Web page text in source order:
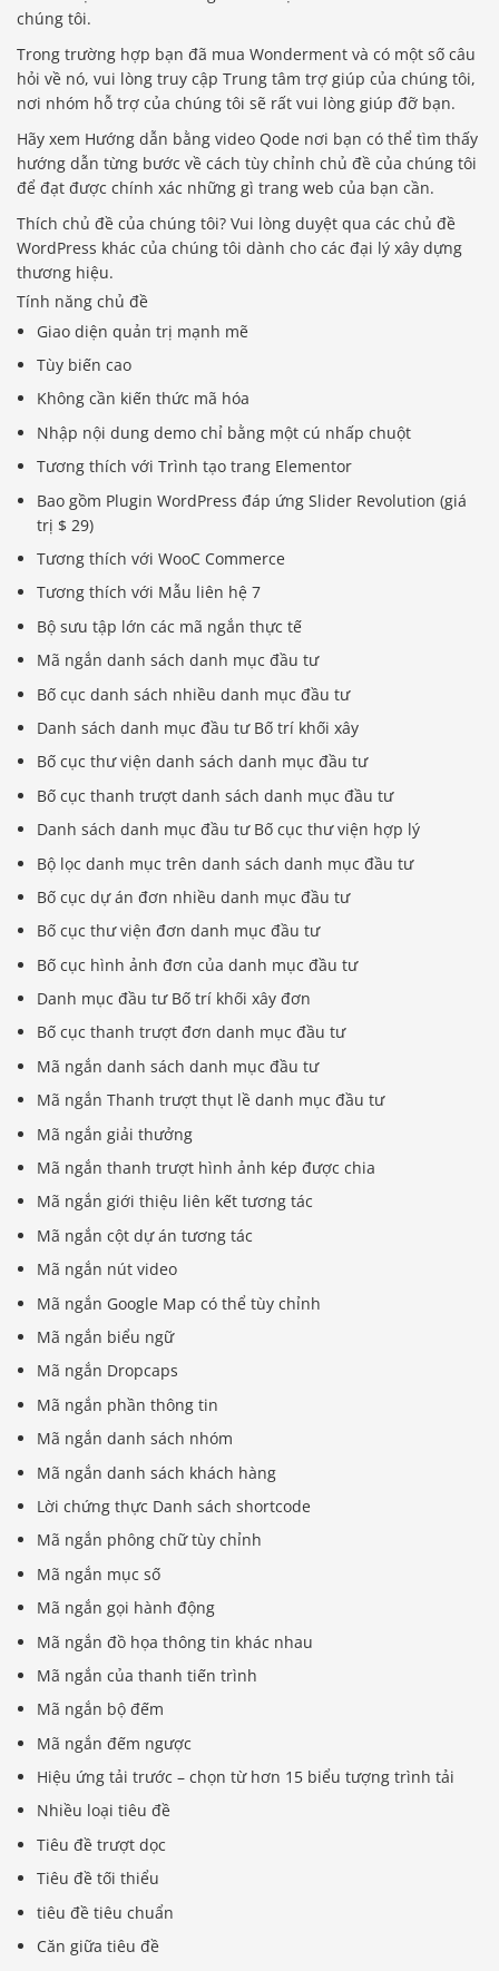
chúng tôi.
Trong trường hợp bạn đã mua Wonderment và có một số câu
hỏi về nó, vui lòng truy cập Trung tâm trợ giúp của chúng tôi,
nơi nhóm hỗ trợ của chúng tôi sẽ rất vui lòng giúp đỡ bạn.
Hãy xem Hướng dẫn bằng video Qode nơi bạn có thể tìm thấy
hướng dẫn từng bước về cách tùy chỉnh chủ đề của chúng tôi
để đạt được chính xác những gì trang web của bạn cần.
Thích chủ đề của chúng tôi? Vui lòng duyệt qua các chủ đề
WordPress khác của chúng tôi dành cho các đại lý xây dựng
thương hiệu.
Tính năng chủ đề
Giao diện quản trị mạnh mẽ
Tùy biến cao
Không cần kiến ​​thức mã hóa
Nhập nội dung demo chỉ bằng một cú nhấp chuột
Tương thích với Trình tạo trang Elementor
Bao gồm Plugin WordPress đáp ứng Slider Revolution (giá
trị $ 29)
Tương thích với WooC Commerce
Tương thích với Mẫu liên hệ 7
Bộ sưu tập lớn các mã ngắn thực tế
Mã ngắn danh sách danh mục đầu tư
Bố cục danh sách nhiều danh mục đầu tư
Danh sách danh mục đầu tư Bố trí khối xây
Bố cục thư viện danh sách danh mục đầu tư
Bố cục thanh trượt danh sách danh mục đầu tư
Danh sách danh mục đầu tư Bố cục thư viện hợp lý
Bộ lọc danh mục trên danh sách danh mục đầu tư
Bố cục dự án đơn nhiều danh mục đầu tư
Bố cục thư viện đơn danh mục đầu tư
Bố cục hình ảnh đơn của danh mục đầu tư
Danh mục đầu tư Bố trí khối xây đơn
Bố cục thanh trượt đơn danh mục đầu tư
Mã ngắn danh sách danh mục đầu tư
Mã ngắn Thanh trượt thụt lề danh mục đầu tư
Mã ngắn giải thưởng
Mã ngắn thanh trượt hình ảnh kép được chia
Mã ngắn giới thiệu liên kết tương tác
Mã ngắn cột dự án tương tác
Mã ngắn nút video
Mã ngắn Google Map có thể tùy chỉnh
Mã ngắn biểu ngữ
Mã ngắn Dropcaps
Mã ngắn phần thông tin
Mã ngắn danh sách nhóm
Mã ngắn danh sách khách hàng
Lời chứng thực Danh sách shortcode
Mã ngắn phông chữ tùy chỉnh
Mã ngắn mục số
Mã ngắn gọi hành động
Mã ngắn đồ họa thông tin khác nhau
Mã ngắn của thanh tiến trình
Mã ngắn bộ đếm
Mã ngắn đếm ngược
Hiệu ứng tải trước – chọn từ hơn 15 biểu tượng trình tải
Nhiều loại tiêu đề
Tiêu đề trượt dọc
Tiêu đề tối thiểu
tiêu đề tiêu chuẩn
Căn giữa tiêu đề